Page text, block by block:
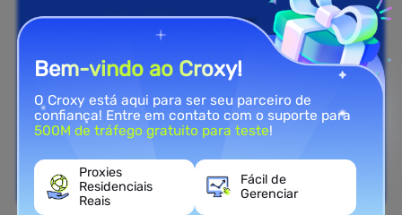
Bem-vindo ao Croxy!
O Croxy está aqui para ser seu parceiro de
confiança! Entre em contato com o suporte para
500M de tráfego gratuito para teste!
Proxies
Residenciais
Reais
Fácil de
Gerenciar